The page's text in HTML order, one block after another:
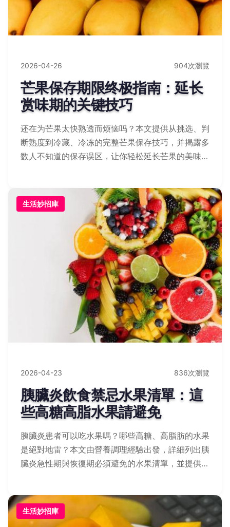
2026-04-26 904次瀏覽
芒果保存期限终极指南：延长
赏味期的关键技巧
还在为芒果太快熟透而烦恼吗？本文提供从挑选、判
断熟度到冷藏、冷冻的完整芒果保存技巧，并揭露多
数人不知道的保存误区，让你轻松延长芒果的美味期
生活妙招庫
2026-04-23 836次瀏覽
胰臟炎飲食禁忌水果清單：這
些高糖高脂水果請避免
胰臟炎患者可以吃水果嗎？哪些高糖、高脂肪的水果
是絕對地雷？本文由營養調理經驗出發，詳細列出胰
臟炎急性期與恢復期必須避免的水果清單，並提供安
生活妙招庫